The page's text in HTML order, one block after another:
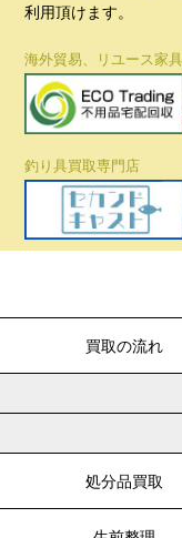
利用頂けます。
海外貿易、リユース家
釣り具買取専門店
買取の流れ
処分品買取